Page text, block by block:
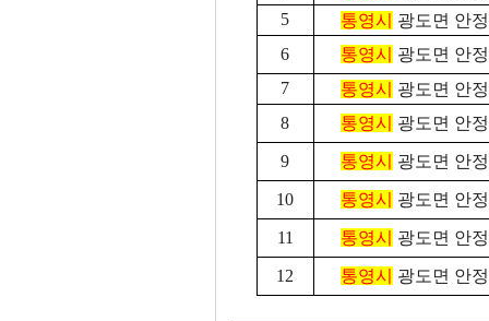
5
통영시
광도면 안
6
통영시
광도면 안
7
통영시
광도면 안
8
통영시 광도면 안
9 통영시 광도면 안
10 통영시 광도면 안
11 통영시 광도면 안
12 통영시 광도면 안